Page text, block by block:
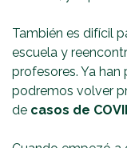
También es difícil
escuela y
profesores. Ya
podremos volver
de casos de